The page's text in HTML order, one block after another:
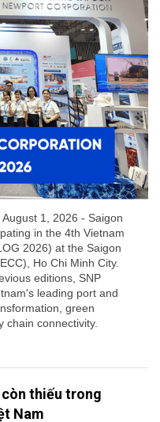
1, 2026 - Saigon
in the 4th Vietnam
2026) at the Saigon
Ho Chi Minh City.
editions, SNP
leading port and
green
chain connectivity.
còn thiếu trong
Nam